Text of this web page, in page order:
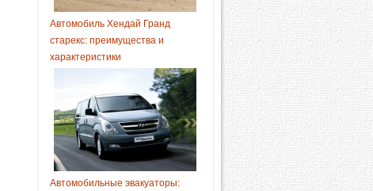
Автомобиль Хендай Гранд
старекс: преимущества и
характеристики
Автомобильные эвакуаторы: